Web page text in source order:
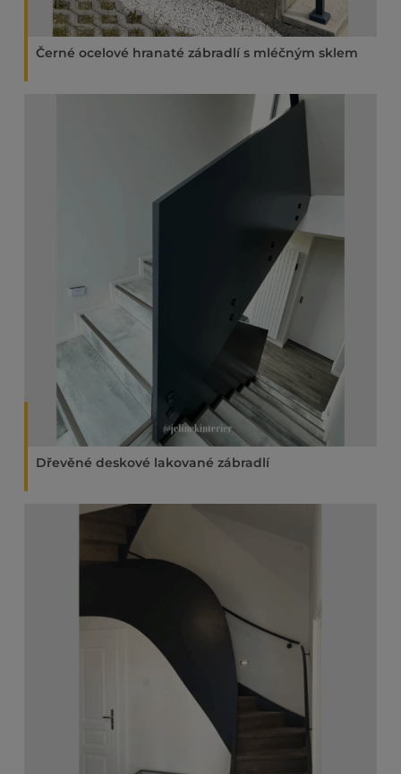
Černé ocelové hranaté zábradlí s mléčným sklem
Dřevěné deskové lakované zábradlí